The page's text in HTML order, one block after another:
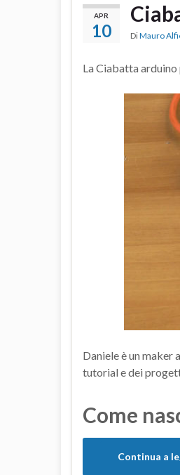
APR
10 DiMauro
La Ciabatta
Daniele è un maker
tutorial e dei
Come
Continua a